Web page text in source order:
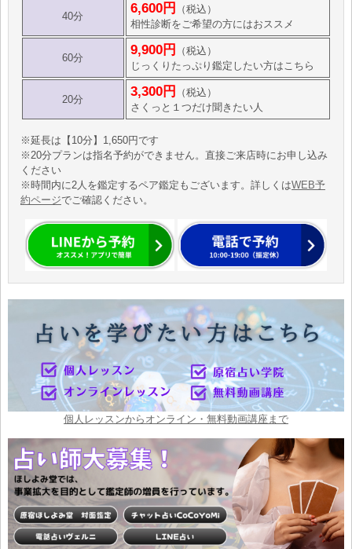
40分
6,600円
（税込）
相性診断をご希望の方にはおススメ
60分
9,900円
（税込）
じっくりたっぷり鑑定したい方はこちら
20分
3,300円
（税込）
さくっと１つだけ聞きたい人
※延長は【10分】1,650円です
※20分プランは指名予約ができません。直接ご来店時にお申し込み
ください
※時間内に2人を鑑定するペア鑑定もございます。詳しくはWEB予
約ページでご確認ください。
個人レッスンからオンライン・無料動画講座まで